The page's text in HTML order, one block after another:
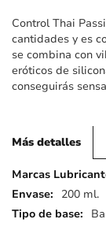
Control Thai
cantidades y es
se combina con
eróticos de
conseguirás
Más detalles
Más
detalles
200 ml.